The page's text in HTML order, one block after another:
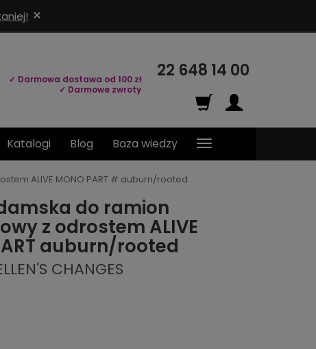
×
✓ Darmowa dostawa od 100 zł
✓ Darmowe zwroty
22 648 14 00
Katalogi Blog Baza wiedzy
ALIVE MONO PART # auburn/rooted
do ramion
z odrostem ALIVE
auburn/rooted
CHANGES